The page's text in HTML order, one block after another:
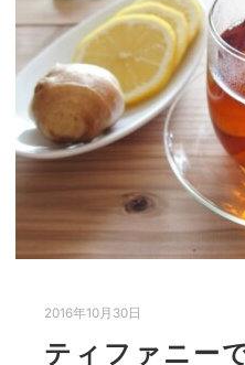
2016年10月30日
ティファニー